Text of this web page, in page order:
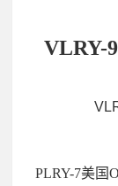
VLRY-
PLRY-7美国